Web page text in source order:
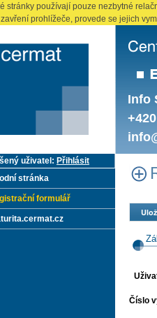
stránky používají pouze nezbytné
prohlížeče, provede se jejich
Info
uživatel: Přihlásit
stránka
formulář
Ulož
Číslo